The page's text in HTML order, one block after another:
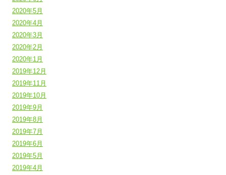
2020年5月
2020年4月
2020年3月
2020年2月
2020年1月
2019年12月
2019年11月
2019年10月
2019年9月
2019年8月
2019年7月
2019年6月
2019年5月
2019年4月